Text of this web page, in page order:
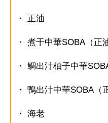
・
・ 煮干中華
・ 鯛出汁柚子中
・ 鴨出汁中華
・